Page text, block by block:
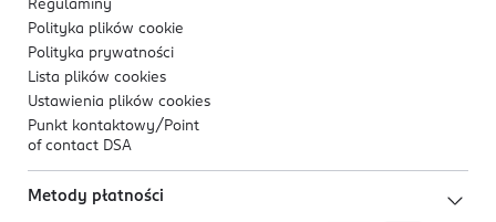
Regulaminy
Polityka plików cookie
Polityka prywatności
Lista plików cookies
Ustawienia plików cookies
Punkt kontaktowy/ Point
of contact DSA
Metody płatności